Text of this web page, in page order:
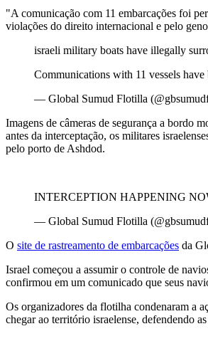
"A comunicação com 11 embarcações foi
violações do direito internacional e pelo
israeli military boats have illegally
Communications with 11 vessels
— Global Sumud Flotilla
Imagens de câmeras de segurança a bordo
antes da interceptação, os militares
pelo porto de Ashdod.
INTERCEPTION HAPPENING
— Global Sumud Flotilla
O site de rastreamento de embarcações da
Israel começou a assumir o controle de
confirmou em um comunicado que seus
Os organizadores da flotilha condenaram a
chegar ao território israelense, defendendo